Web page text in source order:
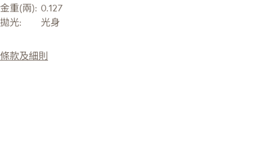
金重(兩): 0.127
拋光:
光身
條款及細則